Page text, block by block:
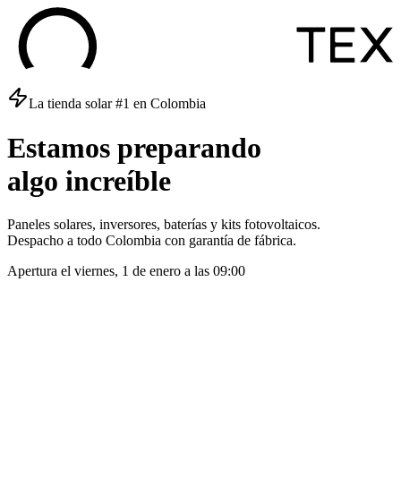
La tienda solar #1 en Colombia
Estamos preparando
algo increíble
Paneles solares, inversores, baterías y kits fotovoltaicos.
Despacho a todo Colombia con garantía de fábrica.
Apertura el viernes, 1 de enero a las 09:00